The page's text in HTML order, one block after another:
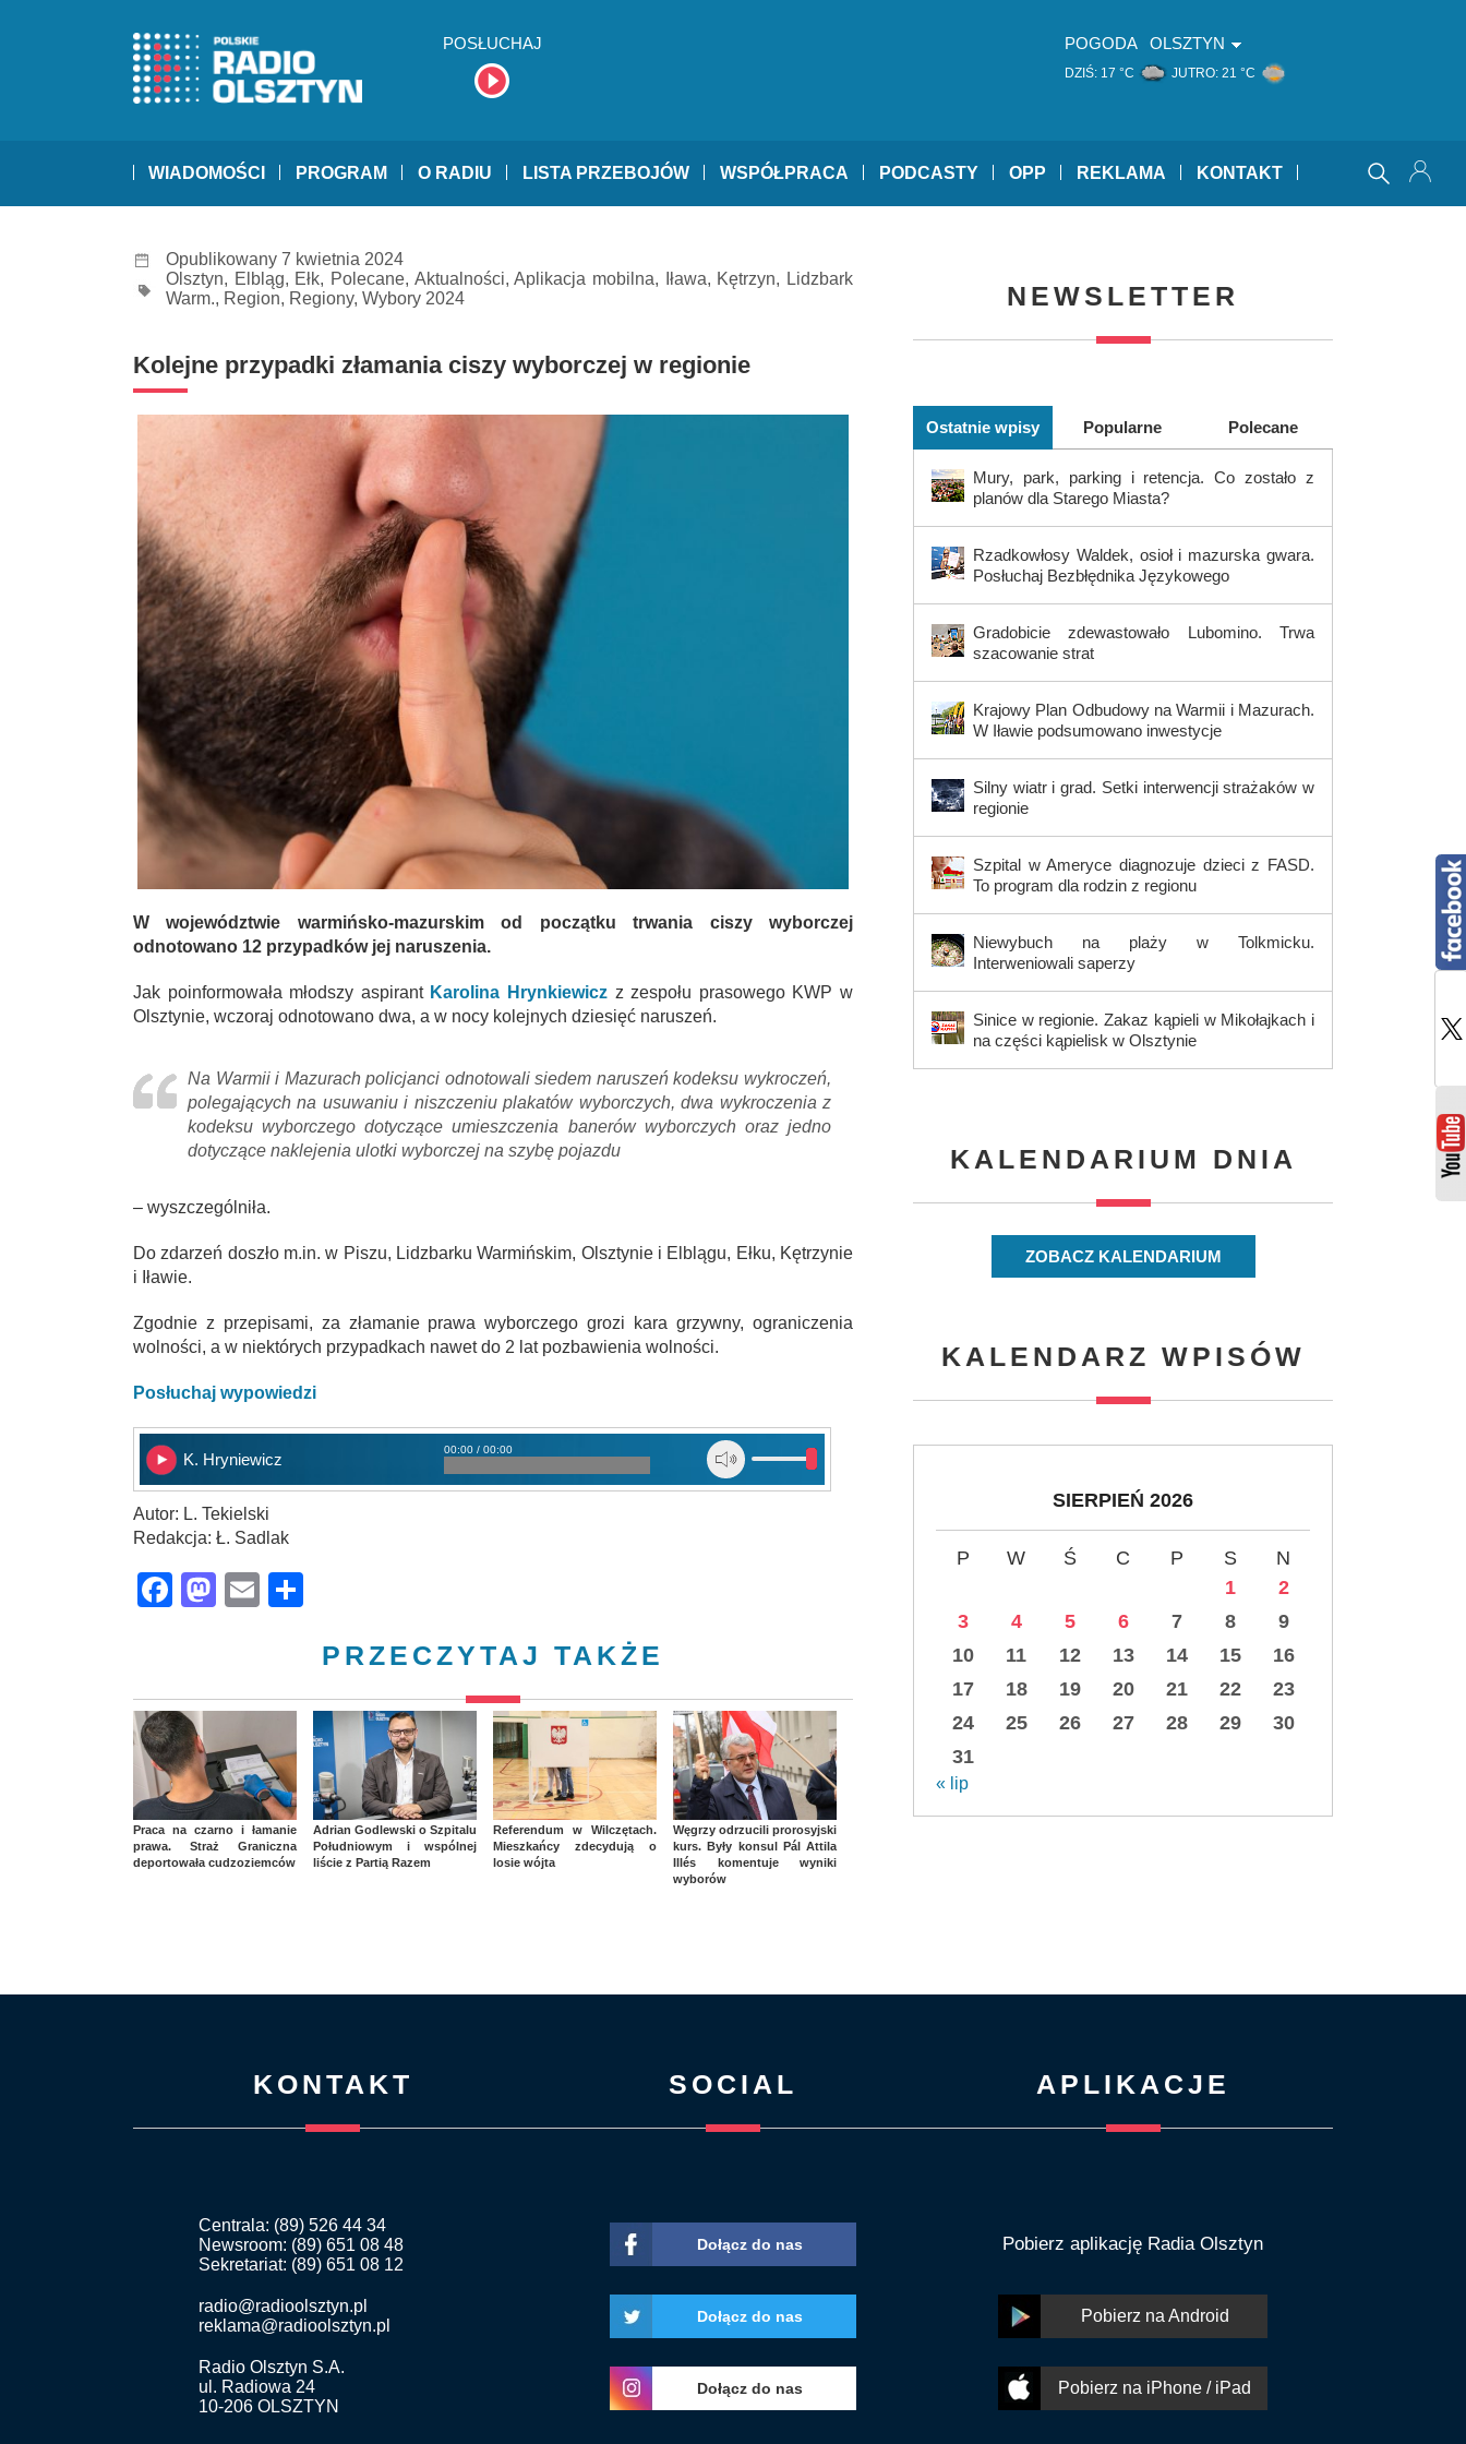
POSŁUCHAJ POGODA OLSZTYN
DZIŚ: 17 °C JUTRO: 21 °C
WIADOMOŚCI PROGRAM O RADIU LISTA PRZEBOJÓW WSPÓŁPRACA PODCASTY OPP REKLAMA KONTAKT
Opublikowany 7 kwietnia 2024
Olsztyn, Elbląg, Ełk, Polecane, Aktualności,Aplikacja mobilna, Iława, Kętrzyn, Lidzbark
Warm., Region, Regiony, Wybory 2024
Kolejne przypadki złamania ciszy wyborczej w regionie
W województwie warmińsko-mazurskim od początku trwania ciszy wyborczej
odnotowano 12 przypadków jej naruszenia.
Jak poinformowała młodszy aspirantKarolina Hrynkiewicz z zespołu prasowego KWP w
Olsztynie, wczoraj odnotowano dwa, a w nocy kolejnych dziesięć naruszeń.
Na Warmii i Mazurach policjanci odnotowali siedem naruszeń kodeksu wykroczeń,
polegających na usuwaniu i niszczeniu plakatów wyborczych, dwa wykroczenia z
kodeksu wyborczego dotyczące umieszczenia banerów wyborczych oraz jedno
dotyczące naklejenia ulotki wyborczej na szybę pojazdu
– wyszczególniła.
Do zdarzeń doszło m.in. w Piszu, Lidzbarku Warmińskim, Olsztynie i Elblągu, Ełku, Kętrzynie
i Iławie.
Zgodnie z przepisami, za złamanie prawa wyborczego grozi kara grzywny, ograniczenia
wolności, a w niektórych przypadkach nawet do 2 lat pozbawienia wolności.
Posłuchaj wypowiedzi
K. Hryniewicz
00:00 / 00:00
Autor: L. Tekielski
Redakcja: Ł. Sadlak
Facebook
Mastodon
Email
PRZECZYTAJ TAKŻE
Praca na czarno i łamanie
prawa. Straż Graniczna
deportowała cudzoziemców
Adrian Godlewski o Szpitalu
Południowym i wspólnej
liście z Partią Razem
Referendum w Wilczętach.
Mieszkańcy zdecydują o
losie wójta
Węgrzy odrzucili prorosyjski
kurs. Były konsul Pál Attila
Illés komentuje wyniki
wyborów
NEWSLETTER
Ostatnie wpisy Popularne Polecane
Mury, park, parking i retencja. Co zostało z
planów dla Starego Miasta?
Rzadkowłosy Waldek, osioł i mazurska gwara.
Posłuchaj Bezbłędnika Językowego
Gradobicie zdewastowało Lubomino. Trwa
szacowanie strat
Krajowy Plan Odbudowy na Warmii i Mazurach.
W Iławie podsumowano inwestycje
Silny wiatr i grad. Setki interwencji strażaków w
regionie
Szpital w Ameryce diagnozuje dzieci z FASD.
To program dla rodzin z regionu
Niewybuch na plaży w Tolkmicku.
Interweniowali saperzy
Sinice w regionie. Zakaz kąpieli w Mikołajkach i
na części kąpielisk w Olsztynie
KALENDARIUM DNIA
ZOBACZ KALENDARIUM
KALENDARZ WPISÓW
SIERPIEŃ 2026
P W Ś C P S
N
1
2
3
4 5 6 7 8
9
10
11 12 13 14 15
16
17
18 19 20 21 22
23
24
25 26 27 28 29
30
31
« lip
KONTAKT
Centrala: (89) 526 44 34
Newsroom: (89) 651 08 48
Sekretariat: (89) 651 08 12
radio@radioolsztyn.pl
reklama@radioolsztyn.pl
Radio Olsztyn S.A.
ul. Radiowa 24
10-206 OLSZTYN
SOCIAL
Dołącz do nas
Dołącz do nas
Dołącz do nas
APLIKACJE
Pobierz aplikację Radia Olsztyn
Pobierz na Android
Pobierz na iPhone / iPad